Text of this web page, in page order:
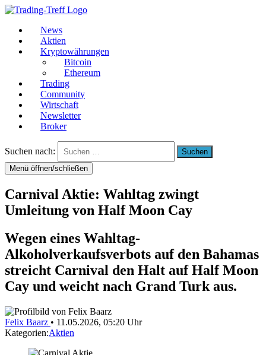
News
Aktien
Kryptowährungen
Bitcoin
Ethereum
Trading
Community
Wirtschaft
Newsletter
Broker
Suchen nach:
Menü öffnen/schließen
Carnival Aktie: Wahltag zwingt
Umleitung von Half Moon Cay
Wegen eines Wahltag-
Alkoholverkaufsverbots auf den Bahamas
streicht Carnival den Halt auf Half Moon
Cay und weicht nach Grand Turk aus.
Felix Baarz • 11.05.2026, 05:20 Uhr
Kategorien:Aktien